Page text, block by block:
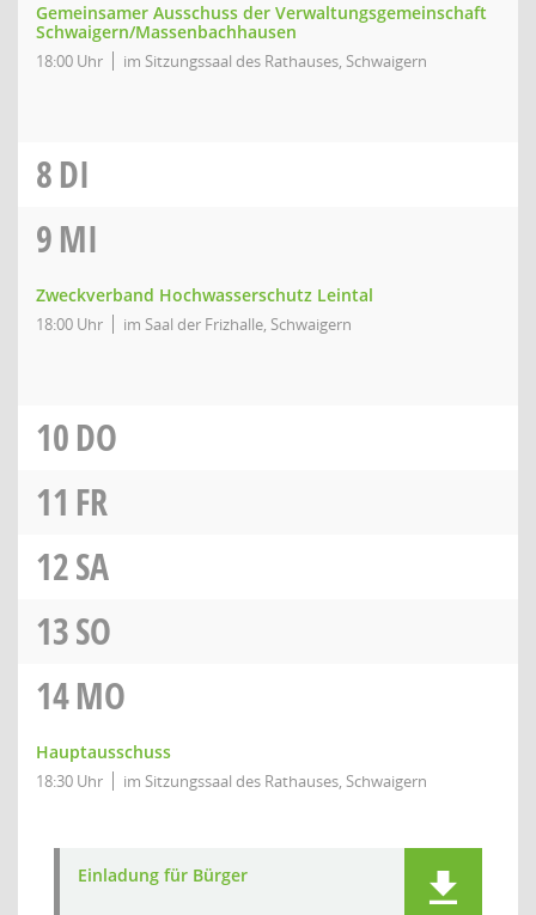
Gemeinsamer Ausschuss der Verwaltungsgemeinschaft
Schwaigern/Massenbachhausen
18:00 Uhr im Sitzungssaal des Rathauses, Schwaigern
8DI
9MI
Zweckverband Hochwasserschutz Leintal
18:00 Uhr im Saal der Frizhalle, Schwaigern
10DO
11 FR
12SA
13SO
14MO
Hauptausschuss
18:30 Uhr im Sitzungssaal des Rathauses, Schwaigern
Einladung für Bürger